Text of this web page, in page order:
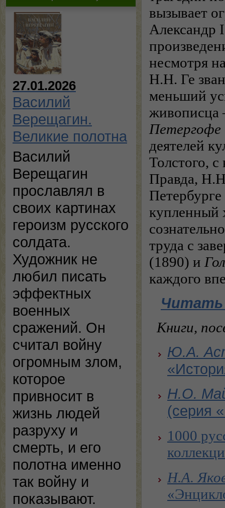
27.01.2026
Василий
Верещагин.
Великие полотна
Василий
Верещагин
прославлял в
своих картинах
героизм русского
солдата.
Художник не
любил писать
эффектных
военных
сражений. Он
считал войну
огромным злом,
которое
привносит в
жизнь людей
разруху и
смерть, и его
полотна именно
так войну и
показывают.
вызывает
Александр
несмотря
Н.Н. Ге
меньший
Петергофе
деятелей
Толстого,
Правда,
Петербурге
купленный
труда с
(1890) и
каждого
Читать
Книги,
Ю.А.
Н.О.
(серия
1000
Н.А.